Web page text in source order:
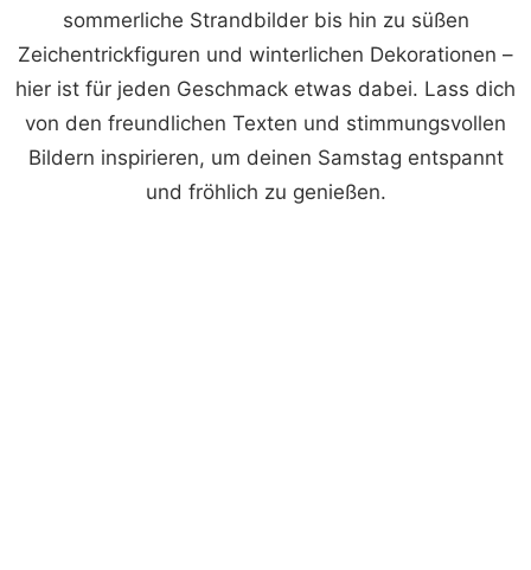
sommerliche Strandbilder bis hin zu süßen
Zeichentrickfiguren und winterlichen Dekorationen –
hier ist für jeden Geschmack etwas dabei. Lass dich
von den freundlichen Texten und stimmungsvollen
Bildern inspirieren, um deinen Samstag entspannt
und fröhlich zu genießen.